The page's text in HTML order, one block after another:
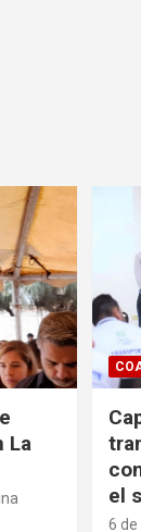
La
el
6 de